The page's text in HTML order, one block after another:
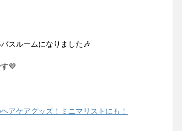
スルームになりました🎶
💜
アケアグッズ！ミニマリストにも！